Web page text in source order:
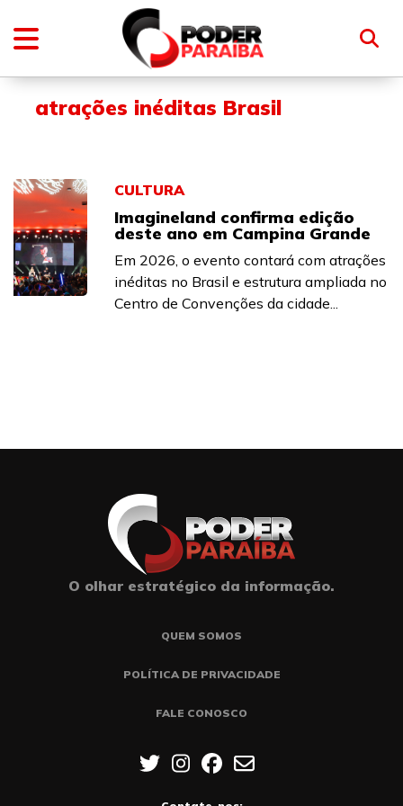
atrações inéditas Brasil
CULTURA
Imagineland confirma edição
deste ano em Campina Grande
Em 2026, o evento contará com atrações
inéditas no Brasil e estrutura ampliada no
Centro de Convenções da cidade...
O olhar estratégico da informação.
QUEM SOMOS
POLÍTICA DE PRIVACIDADE
FALE CONOSCO